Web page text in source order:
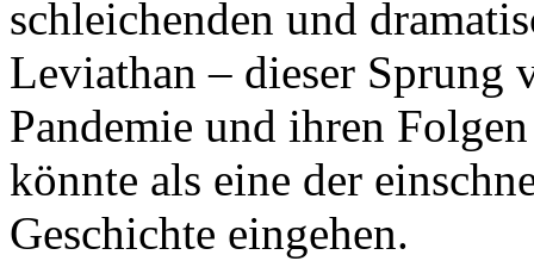
schleichenden und
Leviathan – dieser Sprung
Pandemie und ihren
könnte als eine der
Geschichte eingehen.